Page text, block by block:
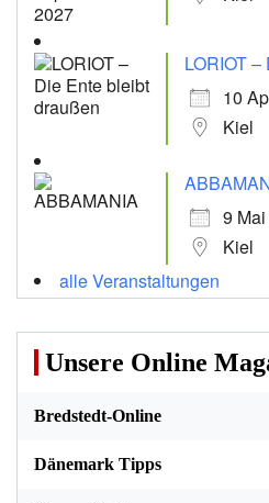
LORIOT
10
Kiel
9
Kiel
alle Veranstaltungen
Unsere Online
Bredstedt-Online
Dänemark Tipps